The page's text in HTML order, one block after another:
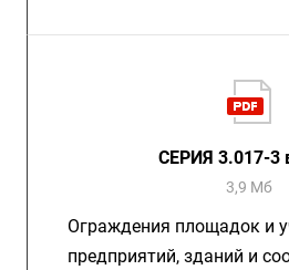
СЕРИЯ 3.017-3
3,9 Мб
Ограждения площадок и
предприятий, зданий и